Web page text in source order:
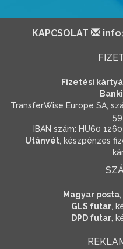
KAPCSOLAT
Fizetési
TransferWise Europe SA,
IBAN szám: HU60
Utánvét , készpénzes
Magyar posta
GLS futar ,
DPD futar ,